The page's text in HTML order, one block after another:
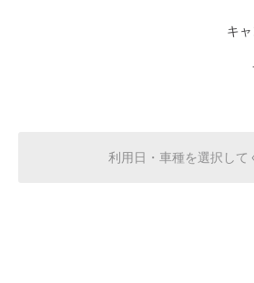
キ
利用日・車種を選択して